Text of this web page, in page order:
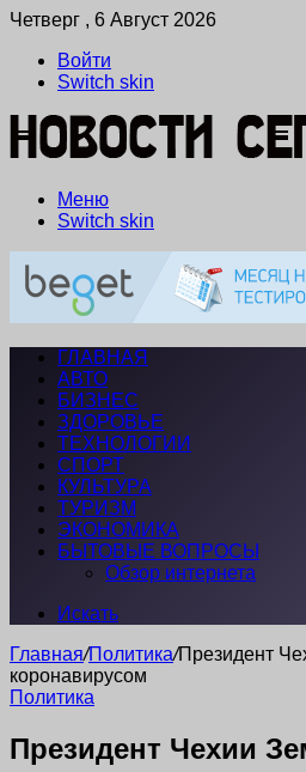
Четверг , 6 Август 2026
Войти
Switch skin
Меню
Switch skin
ГЛАВНАЯ
АВТО
БИЗНЕС
ЗДОРОВЬЕ
ТЕХНОЛОГИИ
СПОРТ
КУЛЬТУРА
ТУРИЗМ
ЭКОНОМИКА
БЫТОВЫЕ ВОПРОСЫ
Обзор интернета
Искать
Главная/Политика/Президент
коронавирусом
Политика
Президент Чехии